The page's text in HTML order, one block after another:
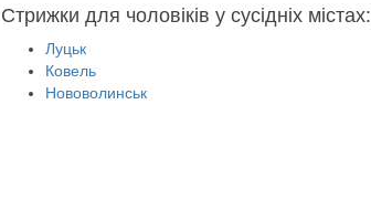
Стрижки для чоловіків у сусідніх містах:
Луцьк
Ковель
Нововолинськ